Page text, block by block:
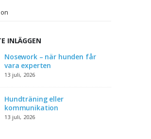
INLÄGGEN
Nosework – när hunden får
vara experten
13 juli, 2026
Hundträning eller
kommunikation
13 juli, 2026